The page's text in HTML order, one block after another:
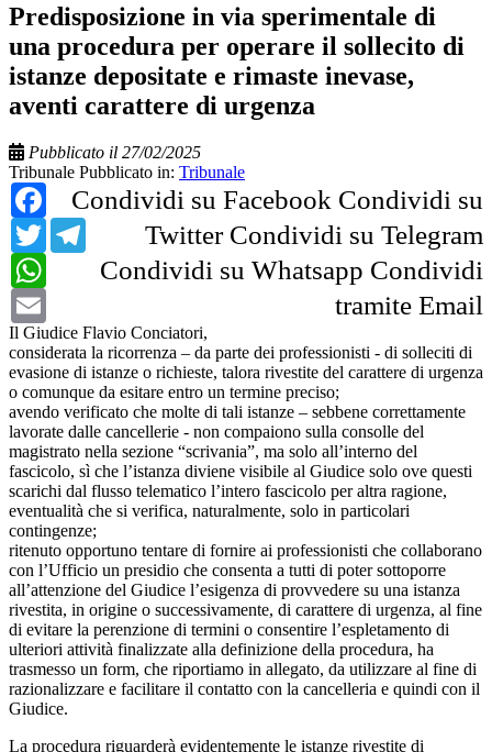
Predisposizione in via sperimentale di
una procedura per operare il sollecito di
istanze depositate e rimaste inevase,
aventi carattere di urgenza
Pubblicato il 27/02/2025
Tribunale Pubblicato in: Tribunale
Condividi su Facebook
Facebook
Condividi su
Twitter
Twitter Condividi su Telegram
Telegram
Condividi su Whatsapp
WhatsApp
Condividi
tramite Email
Il Giudice Flavio Conciatori,
considerata la ricorrenza – da parte dei professionisti - di solleciti di
evasione di istanze o richieste, talora rivestite del carattere di urgenza
o comunque da esitare entro un termine preciso;
avendo verificato che molte di tali istanze – sebbene correttamente
lavorate dalle cancellerie - non compaiono sulla consolle del
magistrato nella sezione “scrivania”, ma solo all’interno del
fascicolo, sì che l’istanza diviene visibile al Giudice solo ove questi
scarichi dal flusso telematico l’intero fascicolo per altra ragione,
eventualità che si verifica, naturalmente, solo in particolari
contingenze;
ritenuto opportuno tentare di fornire ai professionisti che collaborano
con l’Ufficio un presidio che consenta a tutti di poter sottoporre
all’attenzione del Giudice l’esigenza di provvedere su una istanza
rivestita, in origine o successivamente, di carattere di urgenza, al fine
di evitare la perenzione di termini o consentire l’espletamento di
ulteriori attività finalizzate alla definizione della procedura, ha
trasmesso un form, che riportiamo in allegato, da utilizzare al fine di
razionalizzare e facilitare il contatto con la cancelleria e quindi con il
Giudice.
La procedura riguarderà evidentemente le istanze rivestite di